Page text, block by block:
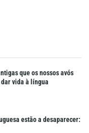
que os nossos avós
vida à língua
estão a desaparecer: